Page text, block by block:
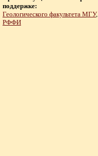
поддержке:
Геологического факультета МГУ,
РФФИ